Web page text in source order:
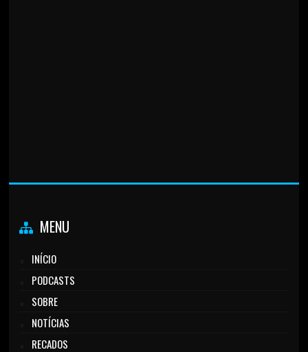
MENU
INÍCIO
PODCASTS
SOBRE
NOTÍCIAS
RECADOS